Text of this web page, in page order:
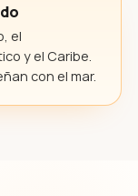
el
y el Caribe.
con el mar.